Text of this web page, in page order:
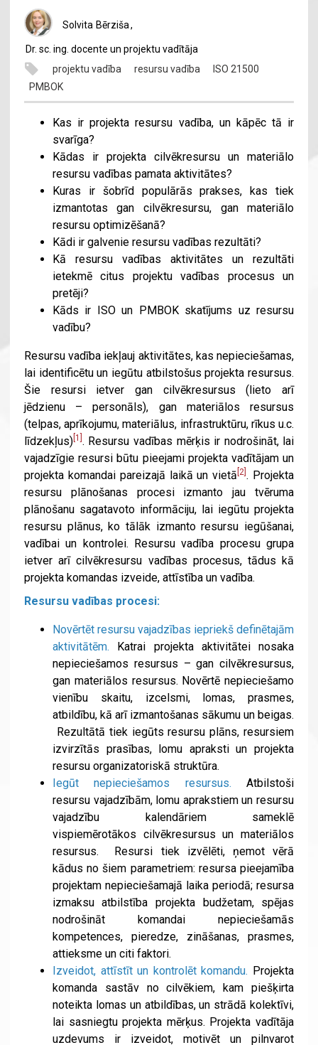
Solvita Bērziša,
Dr. sc. ing. docente un projektu vadītāja
projektu vadība
resursu vadība
ISO 21500
PMBOK
Kas ir projekta resursu vadība, un kāpēc tā ir
svarīga?
Kādas ir projekta cilvēkresursu un materiālo
resursu vadības pamata aktivitātes?
Kuras ir šobrīd populārās prakses, kas tiek
izmantotas gan cilvēkresursu, gan materiālo
resursu optimizēšanā?
Kādi ir galvenie resursu vadības rezultāti?
Kā resursu vadības aktivitātes un rezultāti
ietekmē citus projektu vadības procesus un
pretēji?
Kāds ir ISO un PMBOK skatījums uz resursu
vadību?
Resursu vadība iekļauj aktivitātes, kas nepieciešamas,
lai identificētu un iegūtu atbilstošus projekta resursus.
Šie resursi ietver gan cilvēkresursus (lieto arī
jēdzienu – personāls), gan materiālos resursus
(telpas, aprīkojumu, materiālus, infrastruktūru, rīkus u.c.
līdzekļus) [1] . Resursu vadības mērķis ir nodrošināt, lai
vajadzīgie resursi būtu pieejami projekta vadītājam un
projekta komandai pareizajā laikā un vietā [2] . Projekta
resursu plānošanas procesi izmanto jau tvēruma
plānošanu sagatavoto informāciju, lai iegūtu projekta
resursu plānus, ko tālāk izmanto resursu iegūšanai,
vadībai un kontrolei. Resursu vadība procesu grupa
ietver arī cilvēkresursu vadības procesus, tādus kā
projekta komandas izveide, attīstība un vadība.
Resursu vadības procesi:
Novērtēt resursu vajadzības iepriekš definētajām
aktivitātēm.
Katrai projekta aktivitātei nosaka
nepieciešamos resursus – gan cilvēkresursus,
gan materiālos resursus. Novērtē nepieciešamo
vienību skaitu, izcelsmi, lomas, prasmes,
atbildību, kā arī izmantošanas sākumu un beigas.
Rezultātā tiek iegūts resursu plāns, resursiem
izvirzītās prasības, lomu apraksti un projekta
resursu organizatoriskā struktūra.
Iegūt nepieciešamos resursus. Atbilstoši
resursu vajadzībām, lomu aprakstiem un resursu
vajadzību kalendāriem sameklē
vispiemērotākos cilvēkresursus un materiālos
resursus. Resursi tiek izvēlēti, ņemot vērā
kādus no šiem parametriem: resursa pieejamība
projektam nepieciešamajā laika periodā; resursa
izmaksu atbilstība projekta budžetam, spējas
nodrošināt komandai nepieciešamās
kompetences, pieredze, zināšanas, prasmes,
attieksme un citi faktori.
Izveidot, attīstīt un kontrolēt komandu. Projekta
komanda sastāv no cilvēkiem, kam piešķirta
noteikta lomas un atbildības, un strādā kolektīvi,
lai sasniegtu projekta mērķus. Projekta vadītāja
uzdevums ir izveidot, motivēt un pilnvarot